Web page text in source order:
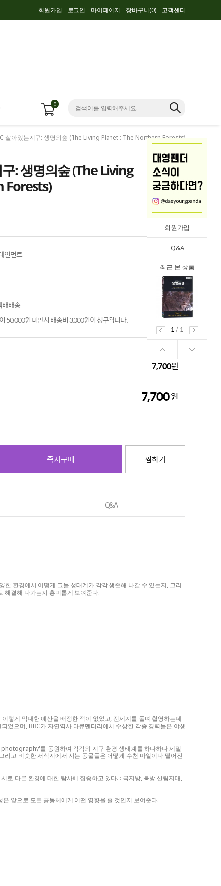
회원가입 로그인 마이페이지 장바구니(0) 고객센터
0
회원가입
Q&A
최근 본 상품
1
/ 1
살아있는지구: 생명의숲 (The Living Planet : The Northern Forests)
: 생명의숲 (The Living
Forests)
인먼트
배배송
50,000원 미만시 배송비 3,000원이 청구됩니다.
7,700원
7,700원
즉시구매 찜하기
Q&A
환경에서 어떻게 그들 생태계가 각각 생존해 나갈 수 있는지, 그리
해결해 나가는지 흥미롭게 보여준다.
렇게 막대한 예산을 배정한 적이 없었고, 전세계를 돌며 촬영하는데
었으며, BBC가 자연역사 다큐멘터리에서 수상한 각종 경력들은 야생
를 동원하여 각각의 지구 환경 생태계를 하나하나 세밀
고 비슷한 서식지에서 사는 동물들은 어떻게 수천 마일이나 떨어진
로 다른 환경에 대한 탐사에 집중하고 있다. : 극지방, 북방 산림지대,
앞으로 모든 공동체에게 어떤 영향을 줄 것인지 보여준다.